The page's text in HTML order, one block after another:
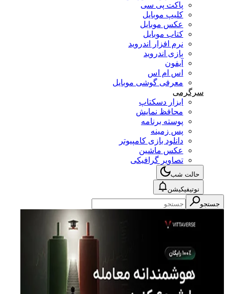
پاکت پی سی
کلیپ موبایل
عکس موبایل
کتاب موبایل
نرم افزار اندروید
بازی اندروید
آیفون
اس ام اس
معرفی گوشی موبایل
سرگرمی
ابزار دسکتاپ
محافظ نمایش
پوسته برنامه
پس زمینه
دانلود بازی کامپیوتر
عکس ماشین
تصاویر گرافیکی
حالت شب
نوتیفیکیشن
جستجو